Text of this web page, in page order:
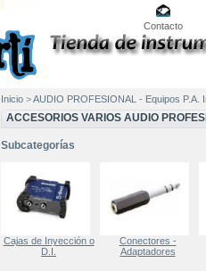
Contacto
Inicio >AUDIO PROFESIONAL - Equipos P.A.
ACCESORIOS VARIOS AUDIO
Subcategorías
Cajas de Inyección o
D.I.
Conectores -
Adaptadores